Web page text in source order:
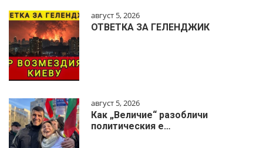
август 5, 2026
ОТВЕТКА ЗА ГЕЛЕНДЖИК
август 5, 2026
Как „Величие“ разобличи
политическия е…